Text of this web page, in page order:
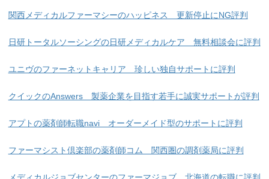
関西メディカルファーマシーのハッピネス 更新停止にNG評判
日研トータルソーシングの日研メディカルケア 無料相談会に評判
ユニヴのファーネットキャリア 珍しい独自サポートに評判
クイックのAnswers 製薬企業を目指す若手に誠実サポートが評判
アプトの薬剤師転職navi オーダーメイド型のサポートに評判
ファーマシスト倶楽部の薬剤師コム 関西圏の調剤薬局に評判